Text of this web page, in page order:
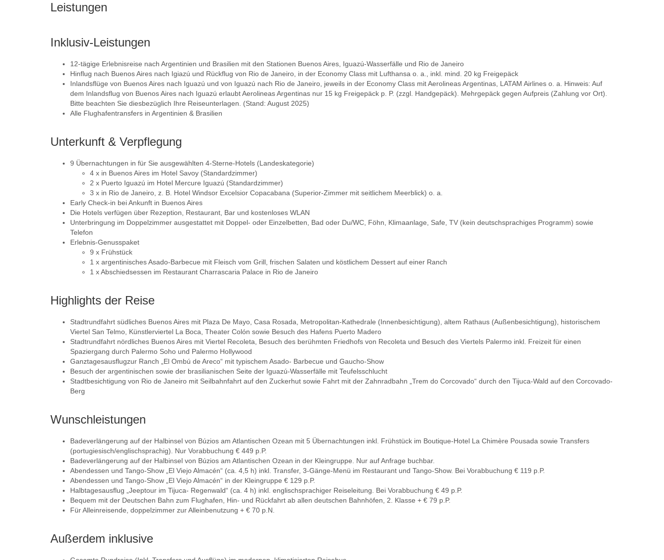
Leistungen
Inklusiv-Leistungen
12-tägige Erlebnisreise nach Argentinien und Brasilien mit den Stationen Buenos Aires, Iguazú-Wasserfälle und Rio de Janeiro
Hinflug nach Buenos Aires nach Igiazú und Rückflug von Rio de Janeiro, in der Economy Class mit Lufthansa o. a., inkl. mind. 20 kg Freigepäck
Inlandsflüge von Buenos Aires nach Iguazú und von Iguazú nach Rio de Janeiro, jeweils in der Economy Class mit Aerolineas Argentinas, LATAM Airlines o. a. Hinweis: Auf
dem Inlandsflug von Buenos Aires nach Iguazú erlaubt Aerolineas Argentinas nur 15 kg Freigepäck p. P. (zzgl. Handgepäck). Mehrgepäck gegen Aufpreis (Zahlung vor Ort).
Bitte beachten Sie diesbezüglich Ihre Reiseunterlagen. (Stand: August 2025)
Alle Flughafentransfers in Argentinien & Brasilien
Unterkunft & Verpflegung
9 Übernachtungen in für Sie ausgewählten 4-Sterne-Hotels (Landeskategorie)
4 x in Buenos Aires im Hotel Savoy (Standardzimmer)
2 x Puerto Iguazú im Hotel Mercure Iguazú (Standardzimmer)
3 x in Rio de Janeiro, z. B. Hotel Windsor Excelsior Copacabana (Superior-Zimmer mit seitlichem Meerblick) o. a.
Early Check-in bei Ankunft in Buenos Aires
Die Hotels verfügen über Rezeption, Restaurant, Bar und kostenloses WLAN
Unterbringung im Doppelzimmer ausgestattet mit Doppel- oder Einzelbetten, Bad oder Du/WC, Föhn, Klimaanlage, Safe, TV (kein deutschsprachiges Programm) sowie
Telefon
Erlebnis-Genusspaket
9 x Frühstück
1 x argentinisches Asado-Barbecue mit Fleisch vom Grill, frischen Salaten und köstlichem Dessert auf einer Ranch
1 x Abschiedsessen im Restaurant Charrascaria Palace in Rio de Janeiro
Highlights der Reise
Stadtrundfahrt südliches Buenos Aires mit Plaza De Mayo, Casa Rosada, Metropolitan-Kathedrale (Innenbesichtigung), altem Rathaus (Außenbesichtigung), historischem
Viertel San Telmo, Künstlerviertel La Boca, Theater Colón sowie Besuch des Hafens Puerto Madero
Stadtrundfahrt nördliches Buenos Aires mit Viertel Recoleta, Besuch des berühmten Friedhofs von Recoleta und Besuch des Viertels Palermo inkl. Freizeit für einen
Spaziergang durch Palermo Soho und Palermo Hollywood
Ganztagesausflugzur Ranch „El Ombú de Areco“ mit typischem Asado- Barbecue und Gaucho-Show
Besuch der argentinischen sowie der brasilianischen Seite der Iguazú-Wasserfälle mit Teufelsschlucht
Stadtbesichtigung von Rio de Janeiro mit Seilbahnfahrt auf den Zuckerhut sowie Fahrt mit der Zahnradbahn „Trem do Corcovado“ durch den Tijuca-Wald auf den Corcovado-
Berg
Wunschleistungen
Badeverlängerung auf der Halbinsel von Búzios am Atlantischen Ozean mit 5 Übernachtungen inkl. Frühstück im Boutique-Hotel La Chimère Pousada sowie Transfers
(portugiesisch/englischsprachig). Nur Vorabbuchung € 449 p.P.
Badeverlängerung auf der Halbinsel von Búzios am Atlantischen Ozean in der Kleingruppe. Nur auf Anfrage buchbar.
Abendessen und Tango-Show „El Viejo Almacén“ (ca. 4,5 h) inkl. Transfer, 3-Gänge-Menü im Restaurant und Tango-Show. Bei Vorabbuchung € 119 p.P.
Abendessen und Tango-Show „El Viejo Almacén“ in der Kleingruppe € 129 p.P.
Halbtagesausflug „Jeeptour im Tijuca- Regenwald“ (ca. 4 h) inkl. englischsprachiger Reiseleitung. Bei Vorabbuchung € 49 p.P.
Bequem mit der Deutschen Bahn zum Flughafen, Hin- und Rückfahrt ab allen deutschen Bahnhöfen, 2. Klasse + € 79 p.P.
Für Alleinreisende, doppelzimmer zur Alleinbenutzung + € 70 p.N.
Außerdem inklusive